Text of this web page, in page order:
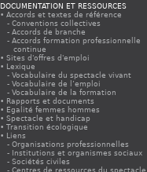
DOCUMENTATION ET RESSOURCES
Accords et textes de référence
Conventions collectives
Accords de branche
Accords formation professionnelle
continue
Sites d'offres d'emploi
Lexique
Vocabulaire du spectacle vivant
Vocabulaire de l’emploi
Vocabulaire de la formation
Rapports et documents
Egalité femmes hommes
Spectacle et handicap
Transition écologique
Liens
Organisations professionnelles
Institutions et organismes sociaux
Sociétés civiles
Centres de ressources du spectacle